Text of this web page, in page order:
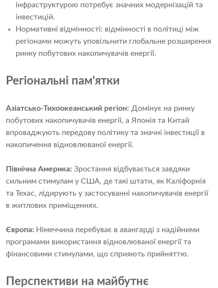
інфраструктурою потребує значних модернізацій та
інвестицій.
Нормативні відмінності: відмінності в політиці між
регіонами можуть уповільнити глобальне розширення
ринку побутових накопичувачів енергії.
Регіональні пам'ятки
Азіатсько-Тихоокеанський регіон: Домінує на ринку
побутових накопичувачів енергії, а Японія та Китай
впроваджують передову політику та значні інвестиції в
накопичення відновлюваної енергії.
Північна Америка: Зростання відбувається завдяки
сильним стимулам у США, де такі штати, як Каліфорнія
та Техас, лідирують у застосуванні накопичувачів енергії
в житлових приміщеннях.
Європа: Німеччина перебуває в авангарді з надійними
програмами використання відновлюваної енергії та
фінансовими стимулами, що сприяють прийняттю.
Перспективи на майбутнє